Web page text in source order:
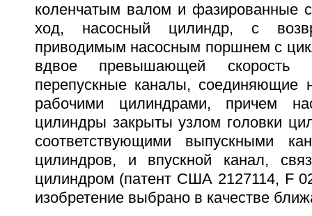
коленчатым валом и фазированные
ход, насосный цилиндр, с
приводимым насосным поршнем с
вдвое превышающей скорость
перепускные каналы, соединяющие
рабочими цилиндрами, причем
цилиндры закрыты узлом головки
соответствующими выпускными
цилиндров, и впускной канал,
цилиндром (патент США 2127114, F
изобретение выбрано в качестве